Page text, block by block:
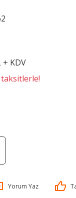
+ KDV
Yorum Yaz